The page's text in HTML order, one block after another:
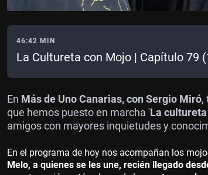
46:42 MIN
La Cultureta con Mojo | Capítulo 79
En Más de Uno Canarias, con Sergio Miró,
que hemos puesto en marcha 'La
amigos con mayores inquietudes y
En el programa de hoy nos acompañan los
Melo, a quienes se les une, recién llegado